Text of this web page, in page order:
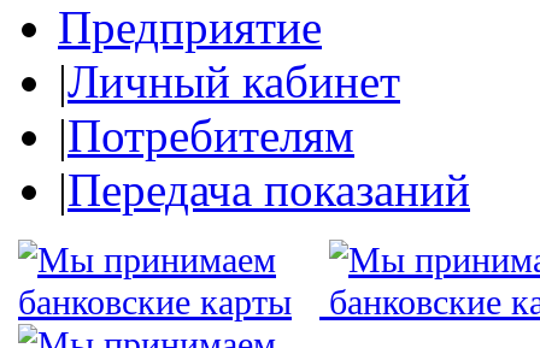
Предприятие
|Личный кабинет
|Потребителям
|Передача показаний